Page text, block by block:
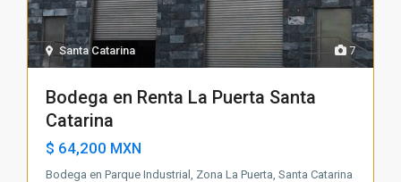
7
Santa Catarina
Bodega en Renta La Puerta Santa
Catarina
$ 64,200 MXN
Bodega en Parque Industrial, Zona La Puerta, Santa Catarina